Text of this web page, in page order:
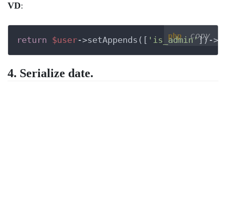
VD:
php copy
return $user->setAppends([ 'is_admin'])-
4. Serialize date.